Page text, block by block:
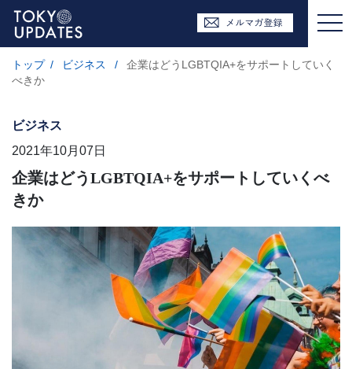
トップ / ビジネス /
企業はどうLGBTQIA+をサポートしていく
べきか
ビジネス
2021年10月07日
企業はどうLGBTQIA+をサポートしていくべ
きか